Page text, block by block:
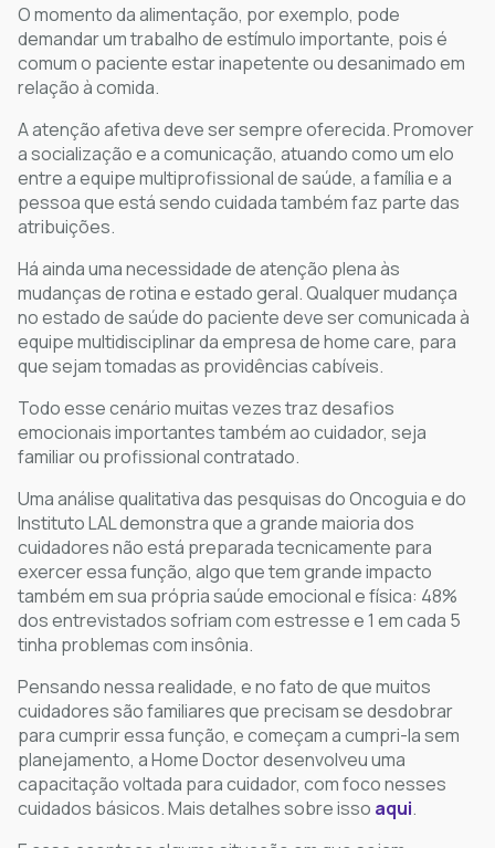
O momento da alimentação, por exemplo, pode
demandar um trabalho de estímulo importante, pois é
comum o paciente estar inapetente ou desanimado em
relação à comida.
A atenção afetiva deve ser sempre oferecida. Promover
a socialização e a comunicação, atuando como um elo
entre a equipe multiprofissional de saúde, a família e a
pessoa que está sendo cuidada também faz parte das
atribuições.
Há ainda uma necessidade de atenção plena às
mudanças de rotina e estado geral. Qualquer mudança
no estado de saúde do paciente deve ser comunicada à
equipe multidisciplinar da empresa de home care, para
que sejam tomadas as providências cabíveis.
Todo esse cenário muitas vezes traz desafios
emocionais importantes também ao cuidador, seja
familiar ou profissional contratado.
Uma análise qualitativa das pesquisas do Oncoguia e do
Instituto LAL demonstra que a grande maioria dos
cuidadores não está preparada tecnicamente para
exercer essa função, algo que tem grande impacto
também em sua própria saúde emocional e física: 48%
dos entrevistados sofriam com estresse e 1 em cada 5
tinha problemas com insônia.
Pensando nessa realidade, e no fato de que muitos
cuidadores são familiares que precisam se desdobrar
para cumprir essa função, e começam a cumpri-la sem
planejamento, a Home Doctor desenvolveu uma
capacitação voltada para cuidador, com foco nesses
cuidados básicos. Mais detalhes sobre isso aqui.